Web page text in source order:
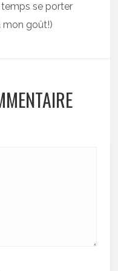
se porter
mon goût!)